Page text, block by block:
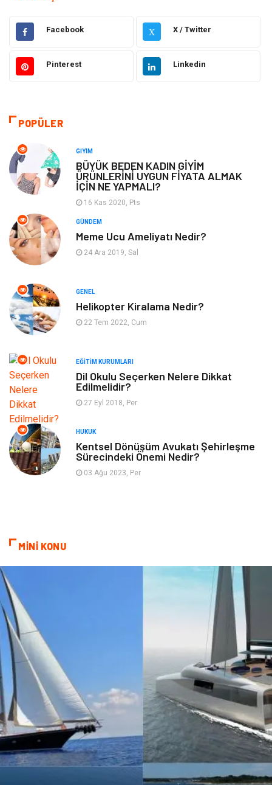
Elektrik Elektronik Gıda
Giyim Ulaşım ve Taşımacılık
Alışveriş
Otomotiv
Eğitim Kurumları Yapı İnşaat
Güzellik Mobilya
Bahçe Ev Maden ve Metal
Finans & Ekonomi
Plastik
Tekstil
Hizmet
İnternet Ambalaj
Kültür
Kiralama Servisleri
Basın Yayın
Dernekler ve Birlikler Periyodik Kontrol
Moda İthalat İhracat
Alüminyum Tarım & Hayvancılık
Facebook X X / Twitter
Pinterest Linkedin
POPÜLER
GIYIM
BÜYÜK BEDEN KADIN GİYİM
ÜRÜNLERİNİ UYGUN FİYATA ALMAK
İÇİN NE YAPMALI?
16 Kas 2020, Pts
GÜNDEM
Meme Ucu Ameliyatı Nedir?
24 Ara 2019, Sal
GENEL
Helikopter Kiralama Nedir?
22 Tem 2022, Cum
EĞITIM KURUMLARI
Dil Okulu Seçerken Nelere Dikkat
Edilmelidir?
27 Eyl 2018, Per
HUKUK
Kentsel Dönüşüm Avukatı Şehirleşme
Sürecindeki Önemi Nedir?
03 Ağu 2023, Per
MİNİ KONU